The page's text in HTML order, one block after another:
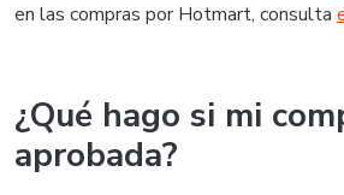
en las compras por Hotmart, consulta
¿Qué hago si mi
aprobada?